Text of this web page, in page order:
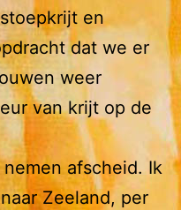
en
dat we er
weer
van krijt op de
afscheid. Ik
Zeeland, per